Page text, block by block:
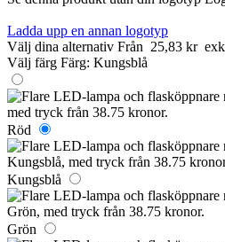
Ladda upp en annan logotyp
Välj dina alternativ Från 25,83 kr
Välj färg Färg: Kungsblå
Röd
Kungsblå
Grön